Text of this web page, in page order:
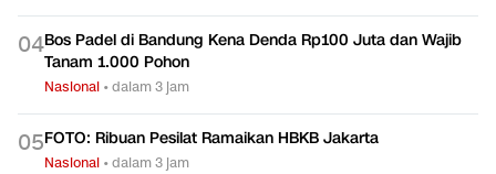
04Bos Padel di Bandung Kena Denda Rp100 Juta dan Wajib
Tanam 1.000 Pohon
Nasional •dalam 3 jam
05FOTO: Ribuan Pesilat Ramaikan HBKB Jakarta
Nasional •dalam 3 jam